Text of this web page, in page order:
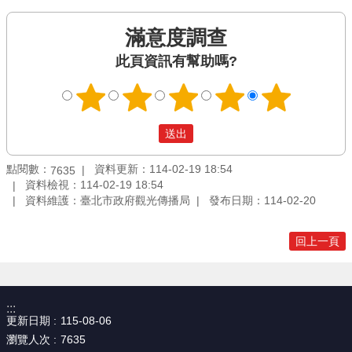
滿意度調查
此頁資訊有幫助嗎?
點閱數： 7635
資料更新：114-02-19 18:54
資料檢視：114-02-19 18:54
資料維護：臺北市政府觀光傳播局
發布日期：114-02-20
回上一頁
:::
更新日期
115-08-06
瀏覽人次
7635